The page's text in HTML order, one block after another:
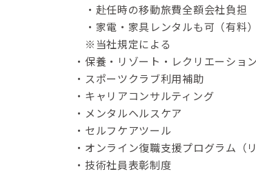
・赴任時の移動旅費全額会社負担
・家電・家具レンタルも可（有料）
※当社規定による
・保養・リゾート・レクリエーショ
・スポーツクラブ利用補助
・キャリアコンサルティング
・メンタルヘルスケア
・セルフケアツール
・オンライン復職支援プログラム（
・技術社員表彰制度